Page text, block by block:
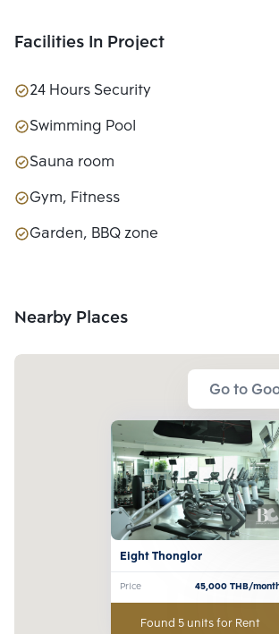
Facilities In Project
24 Hours Security
Swimming Pool
Sauna room
Gym, Fitness
Garden, BBQ zone
Nearby Places
Go to
Eight Thonglor
Price 45,000THB/
Found 5 units for Rent